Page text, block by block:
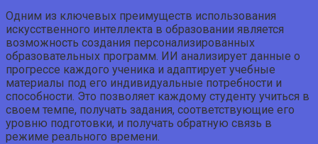
Одним из ключевых преимуществ использования
искусственного интеллекта в образовании является
возможность создания персонализированных
образовательных программ. ИИ анализирует данные о
прогрессе каждого ученика и адаптирует учебные
материалы под его индивидуальные потребности и
способности. Это позволяет каждому студенту учиться в
своем темпе, получать задания, соответствующие его
уровню подготовки, и получать обратную связь в
режиме реального времени.